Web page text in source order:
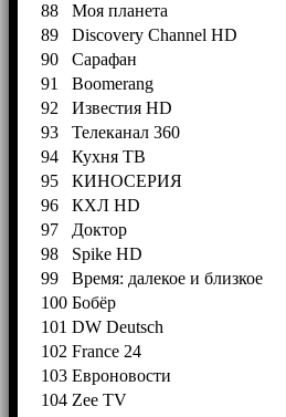
88
Моя планета
89
Discovery Channel HD
90
Сарафан
91
Boomerang
92
Известия HD
93
Телеканал 360
94
Кухня ТВ
95
КИНОСЕРИЯ
96
КХЛ HD
97
Доктор
98
Spike HD
99
Время: далекое и близкое
100 Бобёр
101 DW Deutsch
102 France 24
103 Евроновости
104 Zee TV